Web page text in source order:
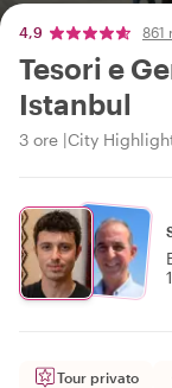
4,9 861
Tesori e
Istanbul
3 ore City
Tour privato